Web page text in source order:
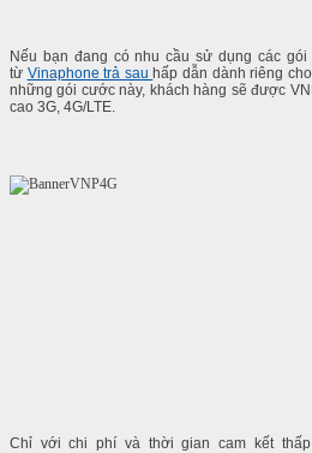
Nếu bạn đang có nhu cầu sử dụng các
từ Vinaphone trả sauhấp dẫn dành riêng
những gói cước này, khách hàng sẽ được
cao 3G, 4G/LTE.
Chỉ với chi phí và thời gian cam kết